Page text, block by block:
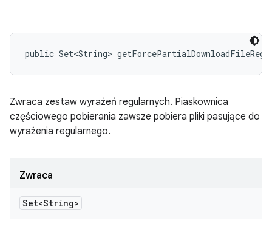
public Set<String>
Zwraca zestaw wyrażeń regularnych. Piaskownica
częściowego pobierania zawsze pobiera pliki pasujące do
wyrażenia regularnego.
Zwraca
Set<String>